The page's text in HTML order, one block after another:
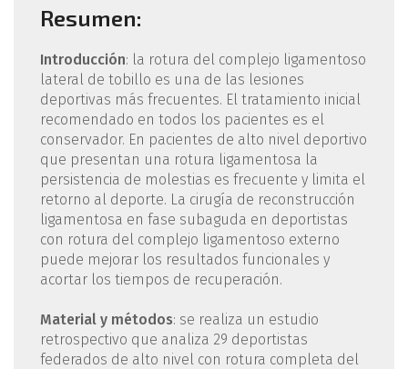
Resumen:
Introducción: la rotura del complejo ligamentoso
lateral de tobillo es una de las lesiones
deportivas más frecuentes. El tratamiento inicial
recomendado en todos los pacientes es el
conservador. En pacientes de alto nivel deportivo
que presentan una rotura ligamentosa la
persistencia de molestias es frecuente y limita el
retorno al deporte. La cirugía de reconstrucción
ligamentosa en fase subaguda en deportistas
con rotura del complejo ligamentoso externo
puede mejorar los resultados funcionales y
acortar los tiempos de recuperación.
Material y métodos: se realiza un estudio
retrospectivo que analiza 29 deportistas
federados de alto nivel con rotura completa del